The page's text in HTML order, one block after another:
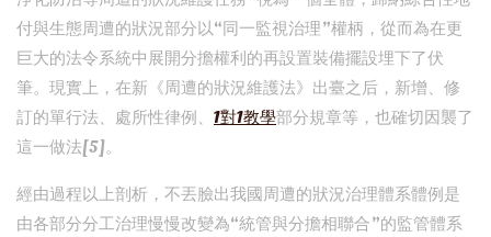
付與生態周遭的狀況部分以“同一監視治理”權柄，從而為在更
巨大的法令系統中展開分擔權利的再設置裝備擺設埋下了伏
筆。現實上，在新《周遭的狀況維護法》出臺之后，新增、修
訂的單行法、處所性律例、 1對1教學部分規章等，也確切因襲了
這一做法[5]。
經由過程以上剖析，不丟臉出我國周遭的狀況治理體系體例是
由各部分分工治理慢慢改變為“統管與分擔相聯合”的監管體系